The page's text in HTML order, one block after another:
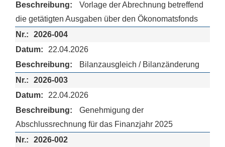
Vorlage der Abrechnung betreffend
die getätigten Ausgaben über den Ökonomatsfonds
2026-004
22.04.2026
Bilanzausgleich / Bilanzänderung
2026-003
22.04.2026
Genehmigung der
Abschlussrechnung für das Finanzjahr 2025
2026-002